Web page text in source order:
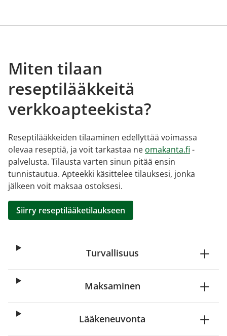
Miten tilaan
reseptilääkkeitä
verkkoapteekista?
Reseptilääkkeiden tilaaminen edellyttää voimassa
olevaa reseptiä, ja voit tarkastaa ne omakanta.fi -
palvelusta. Tilausta varten sinun pitää ensin
tunnistautua. Apteekki käsittelee tilauksesi, jonka
jälkeen voit maksaa ostoksesi.
Siirry reseptilääketilaukseen
Turvallisuus
Maksaminen
Lääkeneuvonta